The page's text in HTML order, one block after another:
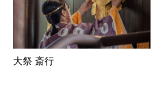
大祭 斎行